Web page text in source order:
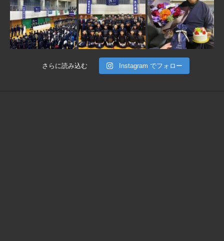
さらに読み込む Instagram でフォロー